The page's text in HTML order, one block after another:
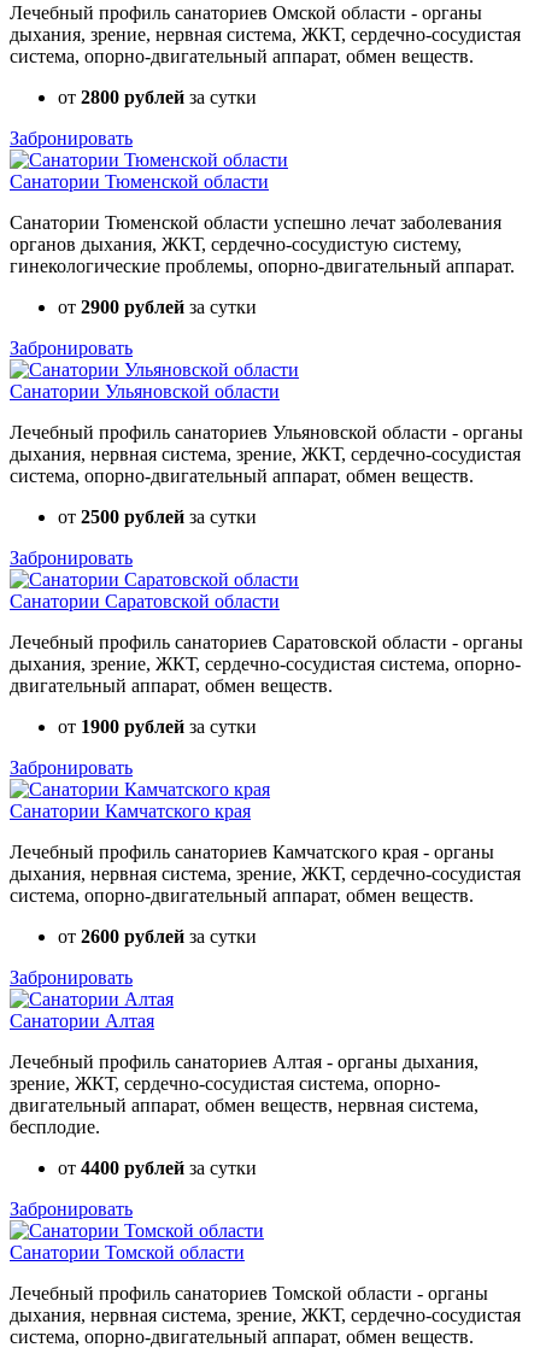
Лечебный профиль санаториев Омской области - органы
дыхания, зрение, нервная система, ЖКТ, сердечно-сосудистая
система, опорно-двигательный аппарат, обмен веществ.
от 2800 рублей за сутки
Забронировать
Санатории Тюменской области
Санатории Тюменской области успешно лечат заболевания
органов дыхания, ЖКТ, сердечно-сосудистую систему,
гинекологические проблемы, опорно-двигательный аппарат.
от 2900 рублей за сутки
Забронировать
Санатории Ульяновской области
Лечебный профиль санаториев Ульяновской области - органы
дыхания, нервная система, зрение, ЖКТ, сердечно-сосудистая
система, опорно-двигательный аппарат, обмен веществ.
от 2500 рублей за сутки
Забронировать
Санатории Саратовской области
Лечебный профиль санаториев Саратовской области - органы
дыхания, зрение, ЖКТ, сердечно-сосудистая система, опорно-
двигательный аппарат, обмен веществ.
от 1900 рублей за сутки
Забронировать
Санатории Камчатского края
Лечебный профиль санаториев Камчатского края - органы
дыхания, нервная система, зрение, ЖКТ, сердечно-сосудистая
система, опорно-двигательный аппарат, обмен веществ.
от 2600 рублей за сутки
Забронировать
Санатории Алтая
Лечебный профиль санаториев Алтая - органы дыхания,
зрение, ЖКТ, сердечно-сосудистая система, опорно-
двигательный аппарат, обмен веществ, нервная система,
бесплодие.
от 4400 рублей за сутки
Забронировать
Санатории Томской области
Лечебный профиль санаториев Томской области - органы
дыхания, нервная система, зрение, ЖКТ, сердечно-сосудистая
система, опорно-двигательный аппарат, обмен веществ.